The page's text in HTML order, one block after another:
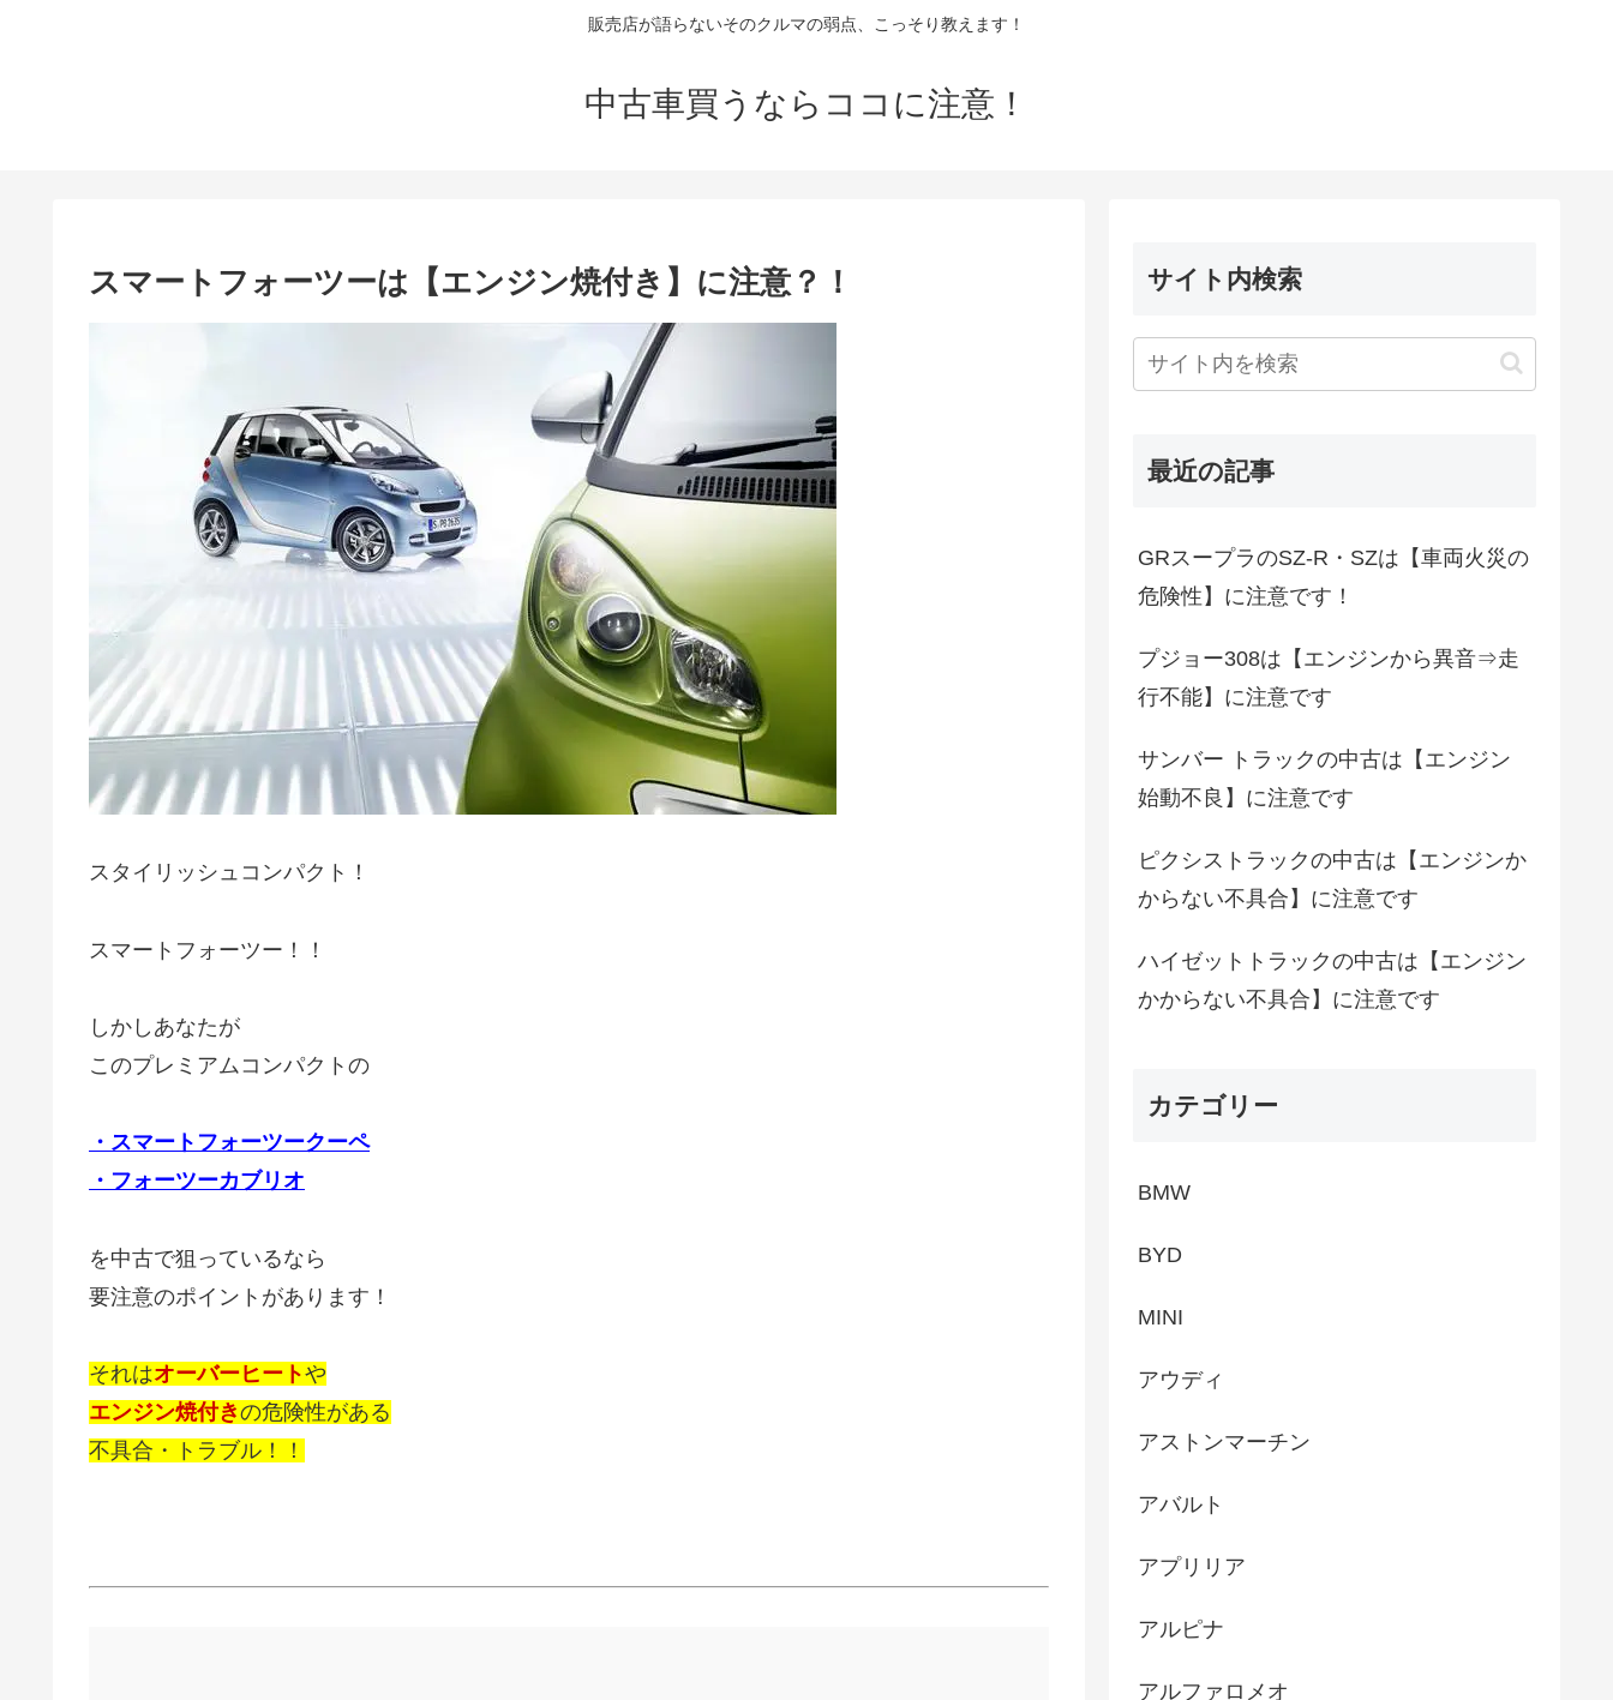
販売店が語らないそのクルマの弱点、こっそり教えます！
中古車買うならココに注意！
スマートフォーツーは【エンジン焼付き】に注意？！
スタイリッシュコンパクト！
スマートフォーツー！！
しかしあなたが
このプレミアムコンパクトの
・スマートフォーツークーペ
・フォーツーカブリオ
を中古で狙っているなら
要注意のポイントがあります！
それはオーバーヒートや
エンジン焼付きの危険性がある
不具合・トラブル！！
サイト内検索
最近の記事
GRスープラのSZ-R・SZは【車両火災の
危険性】に注意です！
プジョー308は【エンジンから異音⇒走
行不能】に注意です
サンバー トラックの中古は【エンジン
始動不良】に注意です
ピクシストラックの中古は【エンジンか
からない不具合】に注意です
ハイゼットトラックの中古は【エンジン
かからない不具合】に注意です
カテゴリー
BMW
BYD
MINI
アウディ
アストンマーチン
アバルト
アプリリア
アルピナ
アルファロメオ